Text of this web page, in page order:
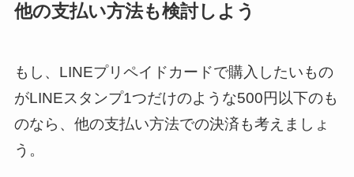
他の支払い方法も検討しよう
もし、LINEプリペイドカードで購入したいもの
がLINEスタンプ1つだけのような500円以下のも
のなら、他の支払い方法での決済も考えましょ
う。